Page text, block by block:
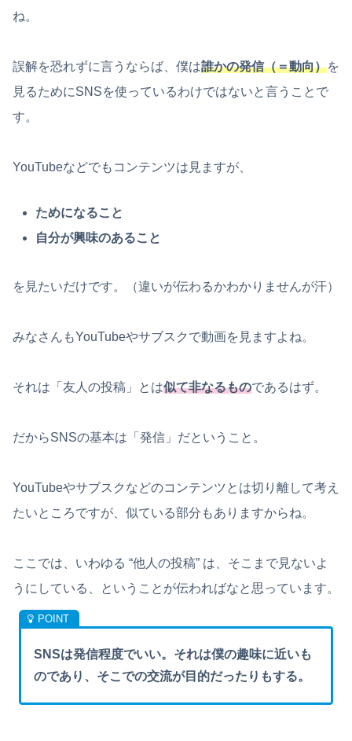
ね。
誤解を恐れずに言うならば、僕は誰かの発信（＝動向）を
見るためにSNSを使っているわけではないと言うことで
す。
YouTubeなどでもコンテンツは見ますが、
ためになること
自分が興味のあること
を見たいだけです。（違いが伝わるかわかりませんが汗）
みなさんもYouTubeやサブスクで動画を見ますよね。
それは「友人の投稿」とは似て非なるものであるはず。
だからSNSの基本は「発信」だということ。
YouTubeやサブスクなどのコンテンツとは切り離して考え
たいところですが、似ている部分もありますからね。
ここでは、いわゆる “他人の投稿” は、そこまで見ないよ
うにしている、ということが伝わればなと思っています。
SNSは発信程度でいい。それは僕の趣味に近いも
のであり、そこでの交流が目的だったりもする。